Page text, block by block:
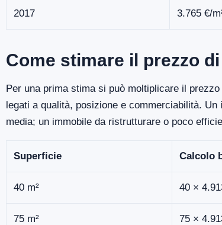
2017 3.765 €/
Come stimare il prezzo
Per una prima stima si può moltiplicare il
legati a qualità, posizione e commerciabilità.
media; un immobile da ristrutturare o poco
Superficie Calcolo
40 m² 40 ×
75 m² 75 ×